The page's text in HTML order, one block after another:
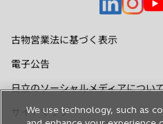
し
で
く
で
く
古物営業法に基づく表示
電子公告
日立のソーシャルメディアについ
サイトマップ
We use technology, such as